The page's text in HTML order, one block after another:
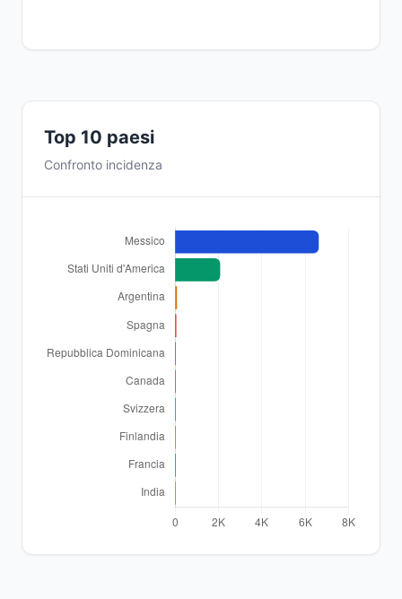
Top 10 paesi
Confronto incidenza